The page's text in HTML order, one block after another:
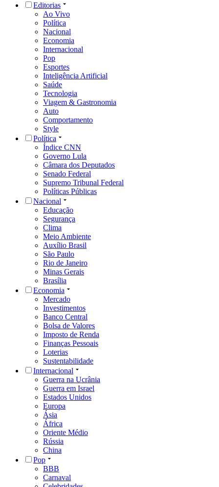
Editorias
Ao Vivo
Política
Nacional
Economia
Internacional
Pop
Esportes
Inteligência Artificial
Saúde
Tecnologia
Viagem & Gastronomia
Auto
Comportamento
Style
Política
Índice CNN
Governo Lula
Câmara dos Deputados
Senado Federal
Supremo Tribunal Federal
Políticas Públicas
Nacional
Educação
Segurança
Clima
Meio Ambiente
Auxílio Brasil
São Paulo
Rio de Janeiro
Minas Gerais
Brasília
Economia
Mercado
Investimentos
Banco Central
Bolsa de Valores
Imposto de Renda
Finanças Pessoais
Loterias
Sustentabilidade
Internacional
Guerra na Ucrânia
Guerra em Israel
Estados Unidos
Europa
Ásia
África
Oriente Médio
Rússia
China
Pop
BBB
Carnaval